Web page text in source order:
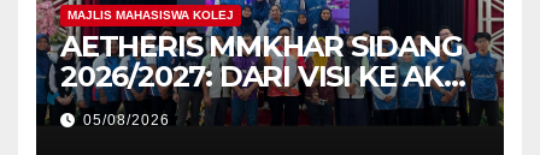
MAJLIS MAHASISWA KOLEJ
AETHERIS MMKHAR SIDANG
2026/2027: DARI VISI KE AKSI,
MEMBINA LEGASI GENERASI
PEMIMPIN
05/08/2026